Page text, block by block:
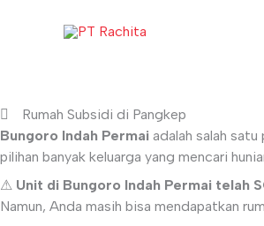
Rumah Subsidi di Pangkep
Bungoro Indah Permai adalah salah
pilihan banyak keluarga yang mencari
⚠ Unit di Bungoro Indah Permai telah
Namun, Anda masih bisa mendapatkan